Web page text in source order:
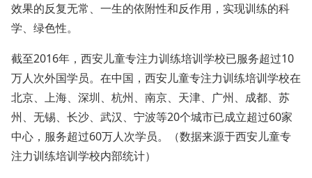
效果的反复无常、一生的依附性和反作用，实现训练的科
学、绿色性。
截至2016年，西安儿童专注力训练培训学校已服务超过10
万人次外国学员。在中国，西安儿童专注力训练培训学校在
北京、上海、深圳、杭州、南京、天津、广州、成都、苏
州、无锡、长沙、武汉、宁波等20个城市已成立超过60家
中心，服务超过60万人次学员。（数据来源于西安儿童专
注力训练培训学校内部统计）